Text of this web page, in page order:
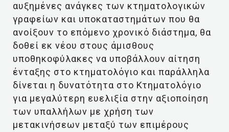
αυξημένες ανάγκες των κτηματολογικών
γραφείων και υποκαταστημάτων που θα
ανοίξουν το επόμενο χρονικό διάστημα, θα
δοθεί εκ νέου στους άμισθους
υποθηκοφύλακες να υποβάλλουν αίτηση
ένταξης στο κτηματολόγιο και παράλληλα
δίνεται η δυνατότητα στο Κτηματολόγιο
για μεγαλύτερη ευελιξία στην αξιοποίηση
των υπαλλήλων με χρήση των
μετακινήσεων μεταξύ των επιμέρους